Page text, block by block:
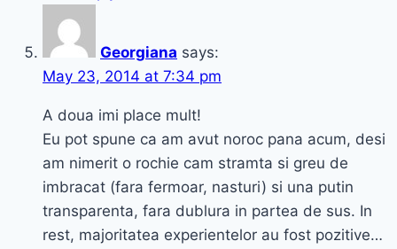
Georgiana says:
May 23, 2014 at 7:34 pm
A doua imi place mult!
Eu pot spune ca am avut noroc pana acum, desi
am nimerit o rochie cam stramta si greu de
imbracat (fara fermoar, nasturi) si una putin
transparenta, fara dublura in partea de sus. In
rest, majoritatea experientelor au fost pozitive…